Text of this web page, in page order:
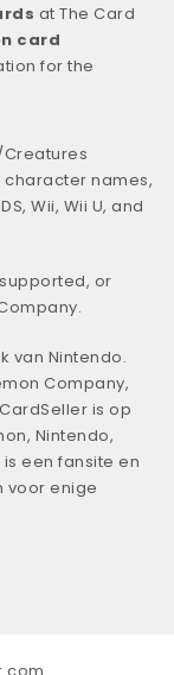
at The Card
card
for the
Creatures
character names,
Wii, Wii U, and
or
van Nintendo.
Company,
is op
Nintendo,
een fansite en
voor enige